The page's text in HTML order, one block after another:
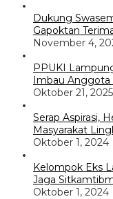
Dukung
Gapoktan
November 4,
PPUKI
Imbau Anggota
Oktober 21, 2025
Serap Aspirasi,
Masyarakat
Oktober 1, 2024
Kelompok Eks
Jaga
Oktober 1, 2024